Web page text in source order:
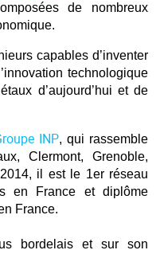
de nombreux
capables d’inventer
technologique
d’aujourd’hui et de
INP, qui rassemble
Clermont, Grenoble,
il est le 1er réseau
en France et diplôme
France.
bordelais et sur son